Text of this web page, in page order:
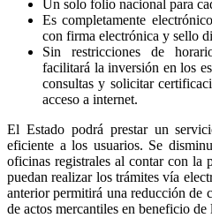
Un solo folio nacional para
Es completamente
con firma electrónica y sello
Sin restricciones de
facilitará la inversión en los
consultas y solicitar
acceso a internet.
El Estado podrá prestar un
eficiente a los usuarios. Se
oficinas registrales al contar con la
puedan realizar los trámites vía
anterior permitirá una reducción de
de actos mercantiles en beneficio de